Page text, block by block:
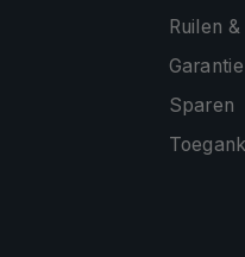
Ruilen
Garantie
Sparen